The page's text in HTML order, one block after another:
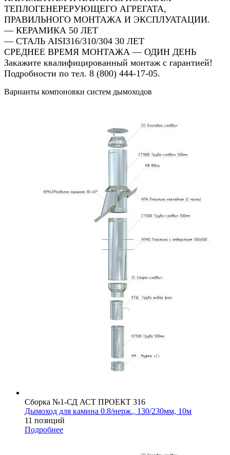
ТЕПЛОГЕНЕРЕРУЮЩЕГО АГРЕГАТА,
ПРАВИЛЬНОГО МОНТАЖА И ЭКСПЛУАТАЦИИ.
— КЕРАМИКА 50 ЛЕТ
— СТАЛЬ AISI316/310/304 30 ЛЕТ
СРЕДНЕЕ ВРЕМЯ МОНТАЖА — ОДИН ДЕНЬ
Закажите квалифицированный монтаж с гарантией!
Подробности по тел. 8 (800) 444-17-05.
Варианты компоновки систем дымоходов
Сборка №1-СД АСТ ПРОЕКТ 316
Дымоход для камина 0.8/нерж., 130/230мм, 10м
11 позиций
Подробнее